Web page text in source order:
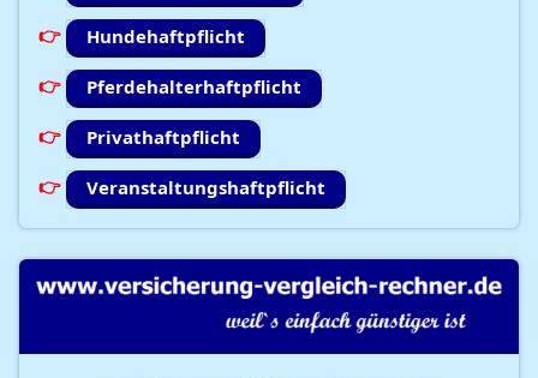
Hundehaftpflicht
Pferdehalterhaftpflicht
Privathaftpflicht
Veranstaltungshaftpflicht